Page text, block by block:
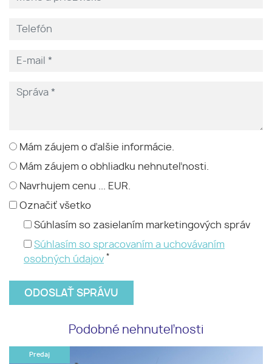
Mám záujem o ďalšie informácie.
Mám záujem o obhliadku nehnuteľnosti.
Navrhujem cenu ... EUR.
Označiť všetko
Súhlasím so zasielaním marketingových správ
Súhlasím so spracovaním a uchovávaním
osobných údajov *
Podobné nehnuteľnosti
Predaj